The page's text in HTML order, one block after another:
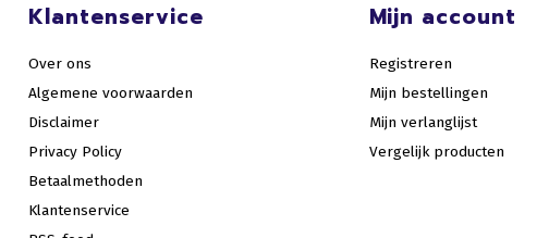
Klantenservice
Over ons
Algemene voorwaarden
Disclaimer
Privacy Policy
Betaalmethoden
Klantenservice
Mijn account
Registreren
Mijn bestellingen
Mijn verlanglijst
Vergelijk producten